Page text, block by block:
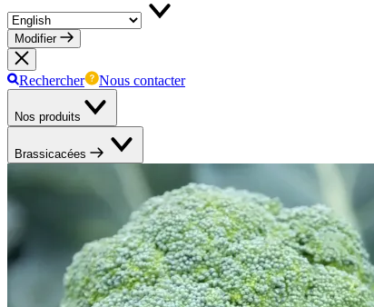
Modifier
Rechercher Nous contacter
Nos produits
Brassicacées